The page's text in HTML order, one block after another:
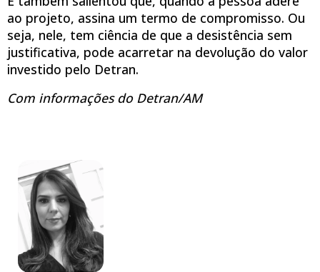
ao projeto, assina um termo de compromisso. Ou
seja, nele, tem ciência de que a desistência sem
justificativa, pode acarretar na devolução do valor
investido pelo Detran.
Com informações do Detran/AM